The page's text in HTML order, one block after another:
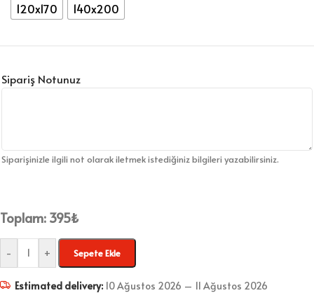
120x170
140x200
Sipariş Notunuz
Siparişinizle ilgili not olarak iletmek istediğiniz bilgileri yazabilirsiniz.
Toplam: 395₺
- + Sepete Ekle
Estimated delivery: 10 Ağustos 2026 – 11 Ağustos 2026